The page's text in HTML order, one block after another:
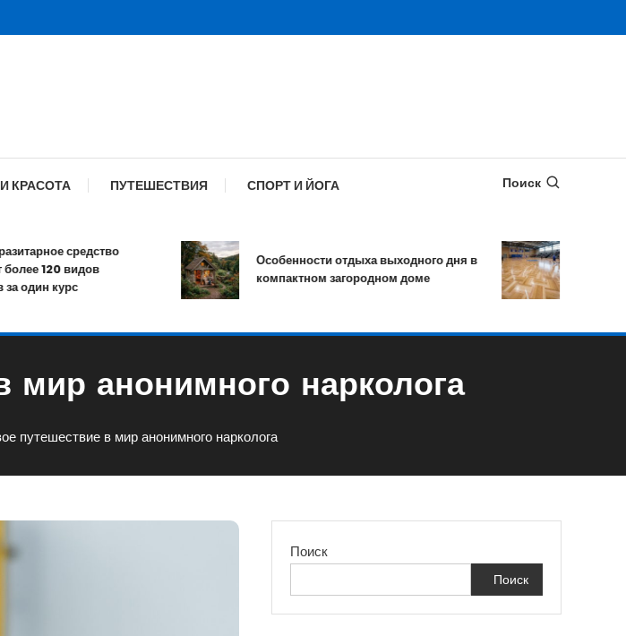
КРАСОТА ПУТЕШЕСТВИЯ СПОРТ И ЙОГА Поиск
средство
120 видов
курс
Особенности отдыха выходного дня в
компактном загородном доме
древесины
мир анонимного нарколога
путешествие в мир анонимного нарколога
Поиск
Поиск